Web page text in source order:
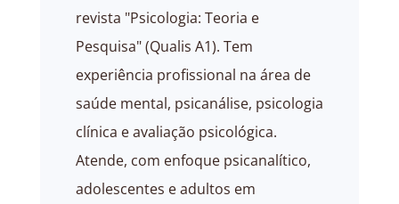
revista "Psicologia: Teoria e
Pesquisa" (Qualis A1). Tem
experiência profissional na área de
saúde mental, psicanálise, psicologia
clínica e avaliação psicológica.
Atende, com enfoque psicanalítico,
adolescentes e adultos em